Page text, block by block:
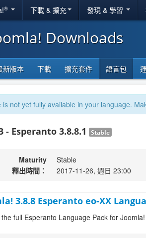
® 下載 & 擴充 發現 & 學習
Downloads
新版本 下載 擴充套件 語言包
is not yet fully available in your language.
- Esperanto 3.8.8.1 Stable
Maturity
Stable
釋出時間：
2017-11-26, 週日 23:00
3.8.8 Esperanto eo-XX
full Esperanto Language Pack for